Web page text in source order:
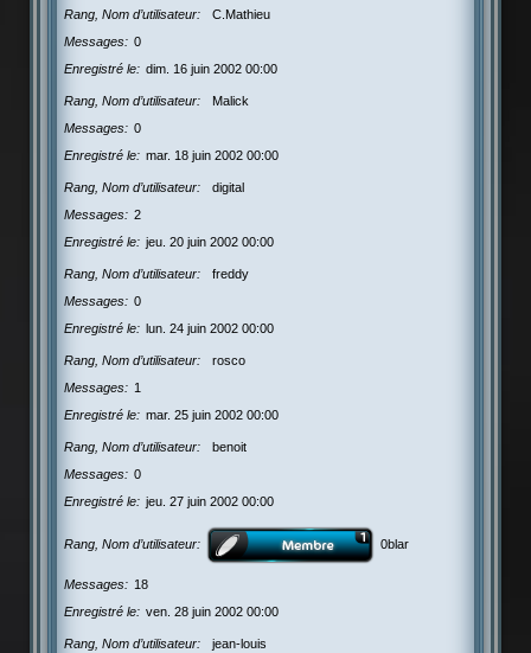
Rang, Nom d’utilisateur
C.Mathieu
Messages
0
Enregistré le
dim. 16 juin 2002 00:00
Rang, Nom d’utilisateur
Malick
Messages
0
Enregistré le
mar. 18 juin 2002 00:00
Rang, Nom d’utilisateur
digital
Messages
2
Enregistré le
jeu. 20 juin 2002 00:00
Rang, Nom d’utilisateur
freddy
Messages
0
Enregistré le
lun. 24 juin 2002 00:00
Rang, Nom d’utilisateur
rosco
Messages
1
Enregistré le
mar. 25 juin 2002 00:00
Rang, Nom d’utilisateur
benoit
Messages
0
Enregistré le
jeu. 27 juin 2002 00:00
Rang, Nom d’utilisateur 0blar
Messages
18
Enregistré le
ven. 28 juin 2002 00:00
Rang, Nom d’utilisateur
jean-louis